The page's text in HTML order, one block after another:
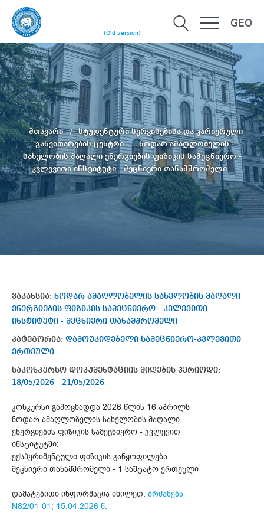
(Old version)
GEO
მთავარი
სტუდენტური სერვისებისა და კარიერული
განვითარების ცენტრი
ნოდარ ამაღლობელის
სახელობის მაღალი ენერგიების ფიზიკის სამეცნიერო -
კვლევითი ინსტიტუტი - მეცნიერი თანამშრომელი
ვაკანსია: ნოდარ ამაღლობელის სახელობის მაღალი
ენერგიების ფიზიკის სამეცნიერო - კვლევითი
ინსტიტუტი - მეცნიერი თანამშრომელი
კატეგორია: დამოუკიდებელი სამეცნიერო-კვლევითი
ერთეული
საკონკურსო დოკუმენტაციის მიღების პერიოდი:
18/05/2026 - 21/05/2026
კონკურსი გამოცხადდა 2026 წლის 16 აპრილს
ნოდარ ამაღლობელის სახელობის მაღალი
ენერგიების ფიზიკის სამეცნიერო - კვლევით
ინსტიტუტში:
ექსპერიმენტული ფიზიკის განყოფილება
მეცნიერი თანამშრომელი - 1 საშტატო ერთეული
დამატებითი ინფორმაცია იხილეთ: ბრძანება
N82/01-01; 15.04.2026 წ.